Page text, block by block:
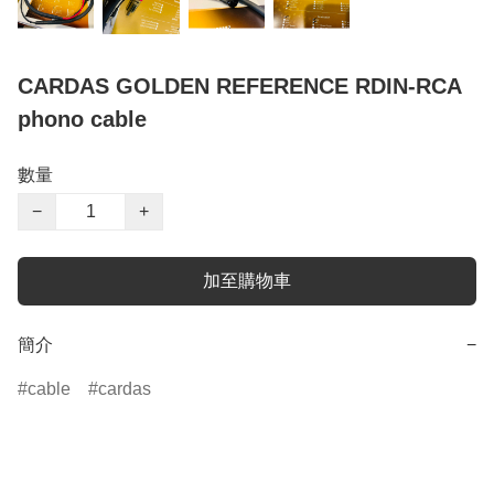
CARDAS GOLDEN REFERENCE RDIN-RCA
phono cable
數量
−
+
加至購物車
簡介 −
cable cardas